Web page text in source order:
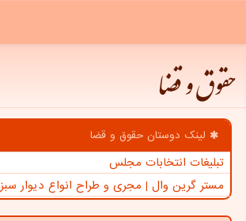
حقوق و قضا
لینک دوستان حقوق و قضا
تبلیغات انتخابات مجلس
مستر گرین وال | مجری و طراح انواع دیوار سبز